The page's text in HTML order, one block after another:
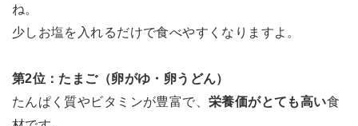
ね。
少しお塩を入れるだけで食べやすくなりますよ。
第2位：たまご（卵がゆ・卵うどん）
たんぱく質やビタミンが豊富で、栄養価がとても高い食